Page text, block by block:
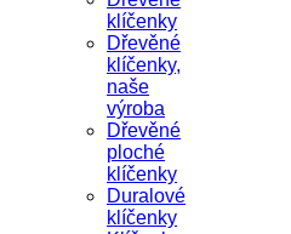
klíčenky
Dřevěné
klíčenky,
naše
výroba
Dřevěné
ploché
klíčenky
Duralové
klíčenky